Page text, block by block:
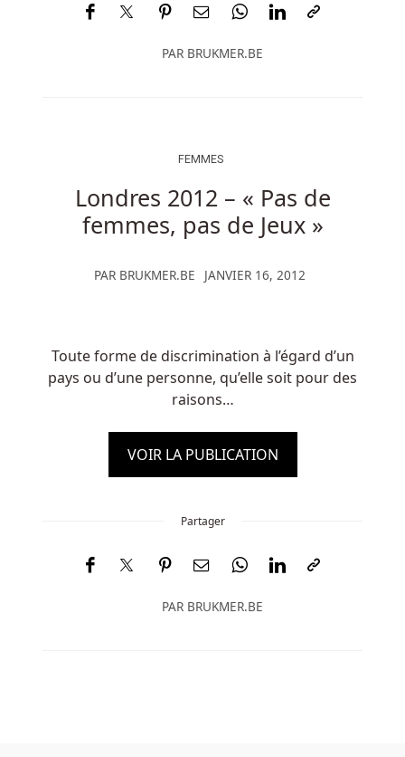
PAR BRUKMER.BE
FEMMES
Londres 2012 – « Pas de
femmes, pas de Jeux »
PAR BRUKMER.BE JANVIER 16, 2012
Toute forme de discrimination à l’égard d’un
pays ou d’une personne, qu’elle soit pour des
raisons…
VOIR LA PUBLICATION
Partager
PAR BRUKMER.BE